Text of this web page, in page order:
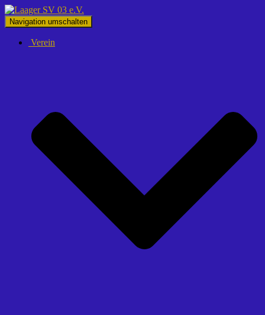
Navigation umschalten
Verein